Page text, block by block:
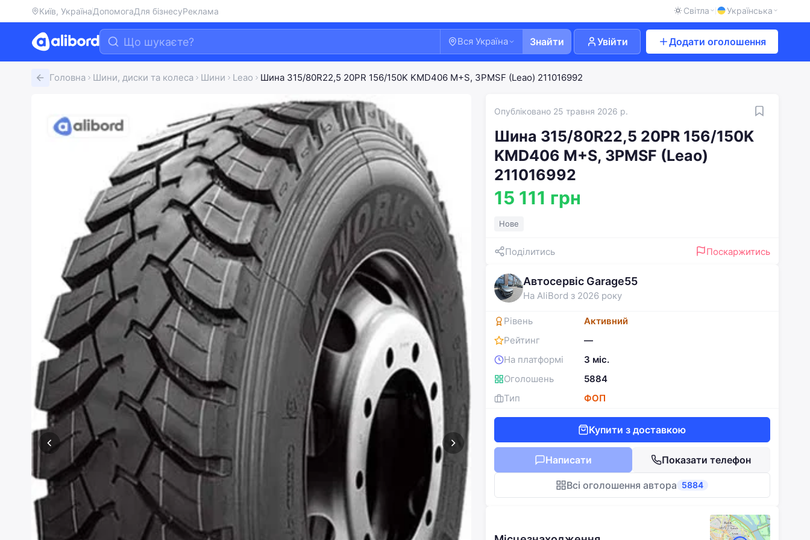
Київ, УкраїнаДопомогаДля бізнесуРеклама Світла Українська
Вся Україна Знайти Увійти Додати оголошення
Головна Шини, диски та колеса Шини Leao Шина 315/80R22,5 20PR 156/150K KMD406 M+S, 3PMSF (Leao) 211016992
Опубліковано 25 травня 2026 р.
Шина 315/80R22,5 20PR 156/150K
KMD406 M+S, 3PMSF (Leao)
211016992
15 111 грн
Нове
Поділитись Поскаржитись
Автосервіс Garage55
На AliBord з 2026 року
Рівень
Активний
Рейтинг
—
На платформі
3 міс.
Оголошень
5884
Тип
ФОП
Купити з доставкою
Написати Показати телефон
Всі оголошення автора 5884